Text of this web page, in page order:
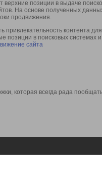
верхние позиции в выдаче
На основе полученных
продвижения.
контента
позиции в поисковых системах
сайта
которая всегда рада